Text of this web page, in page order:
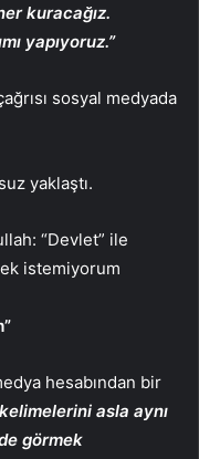
kuracağız.
yapıyoruz.”
sosyal medyada
yaklaştı.
“Devlet” ile
istemiyorum
hesabından bir
asla aynı
görmek